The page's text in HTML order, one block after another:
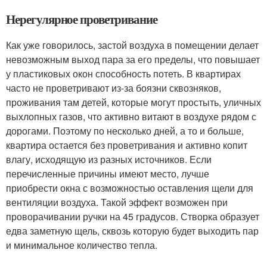
Нерегулярное проветривание
Как уже говорилось, застой воздуха в помещении делает
невозможным выход пара за его пределы, что повышает
у пластиковых окон способность потеть. В квартирах
часто не проветривают из-за боязни сквозняков,
проживания там детей, которые могут простыть, уличных
выхлопных газов, что активно витают в воздухе рядом с
дорогами. Поэтому по несколько дней, а то и больше,
квартира остается без проветривания и активно копит
влагу, исходящую из разных источников. Если
перечисленные причины имеют место, лучше
приобрести окна с возможностью оставления щели для
вентиляции воздуха. Такой эффект возможен при
проворачивании ручки на 45 градусов. Створка образует
едва заметную щель, сквозь которую будет выходить пар
и минимальное количество тепла.